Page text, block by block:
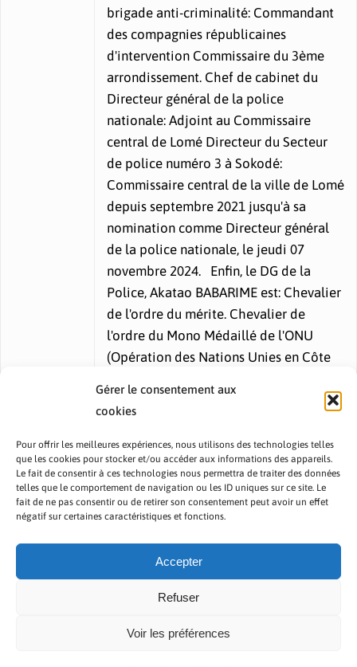
Gérer le consentement aux
cookies
Pour offrir les meilleures expériences, nous utilisons des technologies telles
que les cookies pour stocker et/ou accéder aux informations des appareils.
Le fait de consentir à ces technologies nous permettra de traiter des données
telles que le comportement de navigation ou les ID uniques sur ce site. Le
fait de ne pas consentir ou de retirer son consentement peut avoir un effet
négatif sur certaines caractéristiques et fonctions.
Accepter
Refuser
Voir les préférences
brigade anti-criminalité: Commandant
des compagnies républicaines
d'intervention Commissaire du 3ème
arrondissement. Chef de cabinet du
Directeur général de la police
nationale: Adjoint au Commissaire
central de Lomé Directeur du Secteur
de police numéro 3 à Sokodé:
Commissaire central de la ville de Lomé
depuis septembre 2021 jusqu'à sa
nomination comme Directeur général
de la police nationale, le jeudi 07
novembre 2024. Enfin, le DG de la
Police, Akatao BABARIME est: Chevalier
de l'ordre du mérite. Chevalier de
l'ordre du Mono Médaillé de l'ONU
(Opération des Nations Unies en Côte
PRÉSENTATION TOUTAFRICA
A PROPOS
Copyright © 2023 TOUT AFRICA | Made by